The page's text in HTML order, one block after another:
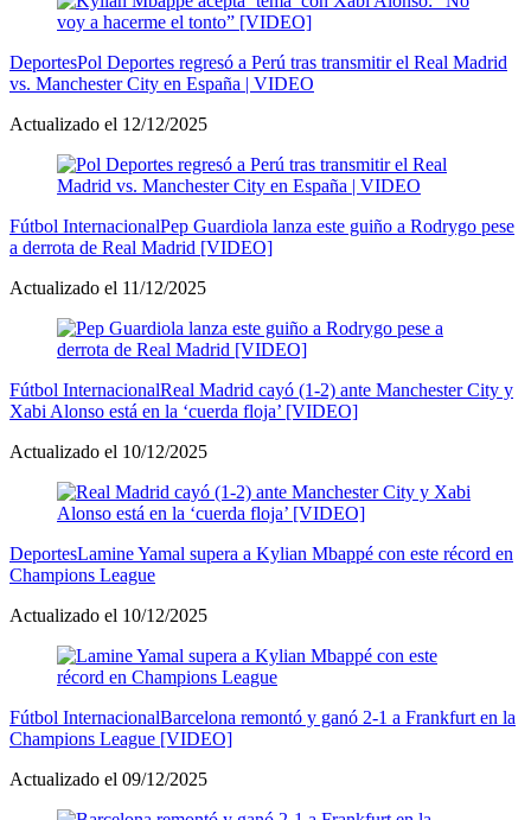
DeportesPol Deportes regresó a Perú tras transmitir el Real Madrid
vs. Manchester City en España | VIDEO
Actualizado el 12/12/2025
Fútbol InternacionalPep Guardiola lanza este guiño a Rodrygo pese
a derrota de Real Madrid [VIDEO]
Actualizado el 11/12/2025
Fútbol InternacionalReal Madrid cayó (1-2) ante Manchester City y
Xabi Alonso está en la ‘cuerda floja’ [VIDEO]
Actualizado el 10/12/2025
DeportesLamine Yamal supera a Kylian Mbappé con este récord en
Champions League
Actualizado el 10/12/2025
Fútbol InternacionalBarcelona remontó y ganó 2-1 a Frankfurt en la
Champions League [VIDEO]
Actualizado el 09/12/2025